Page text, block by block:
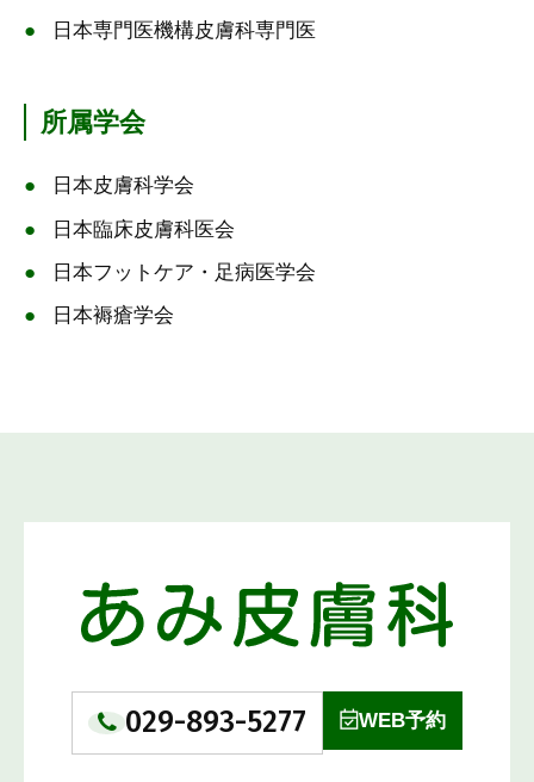
日本専門医機構皮膚科専門医
所属学会
日本皮膚科学会
日本臨床皮膚科医会
日本フットケア・足病医学会
日本褥瘡学会
029-893-5277 WEB予約